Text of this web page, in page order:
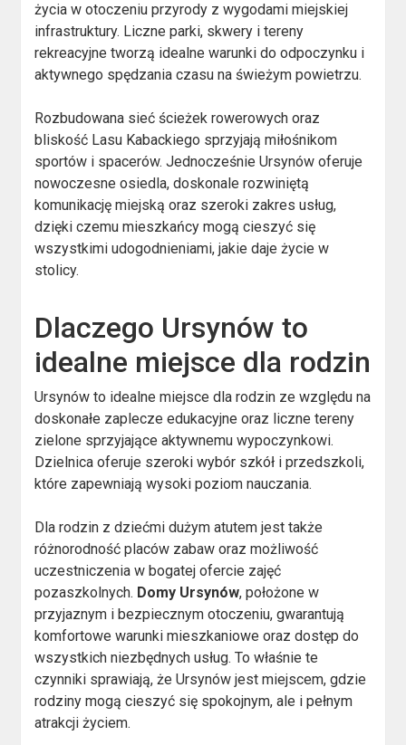
życia w otoczeniu przyrody z wygodami miejskiej
infrastruktury. Liczne parki, skwery i tereny
rekreacyjne tworzą idealne warunki do odpoczynku i
aktywnego spędzania czasu na świeżym powietrzu.
Rozbudowana sieć ścieżek rowerowych oraz
bliskość Lasu Kabackiego sprzyjają miłośnikom
sportów i spacerów. Jednocześnie Ursynów oferuje
nowoczesne osiedla, doskonale rozwiniętą
komunikację miejską oraz szeroki zakres usług,
dzięki czemu mieszkańcy mogą cieszyć się
wszystkimi udogodnieniami, jakie daje życie w
stolicy.
Dlaczego Ursynów to
idealne miejsce dla rodzin
Ursynów to idealne miejsce dla rodzin ze względu na
doskonałe zaplecze edukacyjne oraz liczne tereny
zielone sprzyjające aktywnemu wypoczynkowi.
Dzielnica oferuje szeroki wybór szkół i przedszkoli,
które zapewniają wysoki poziom nauczania.
Dla rodzin z dziećmi dużym atutem jest także
różnorodność placów zabaw oraz możliwość
uczestniczenia w bogatej ofercie zajęć
pozaszkolnych. Domy Ursynów, położone w
przyjaznym i bezpiecznym otoczeniu, gwarantują
komfortowe warunki mieszkaniowe oraz dostęp do
wszystkich niezbędnych usług. To właśnie te
czynniki sprawiają, że Ursynów jest miejscem, gdzie
rodziny mogą cieszyć się spokojnym, ale i pełnym
atrakcji życiem.